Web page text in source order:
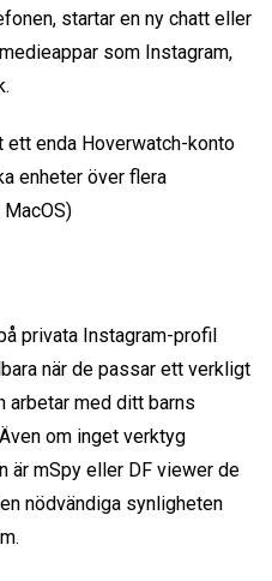
startar en ny chatt eller
som Instagram,
ett enda Hoverwatch-konto
enheter över flera
privata Instagram-profil
när de passar ett verkligt
arbetar med ditt barns
om inget verktyg
är mSpy eller DF viewer de
nödvändiga synligheten